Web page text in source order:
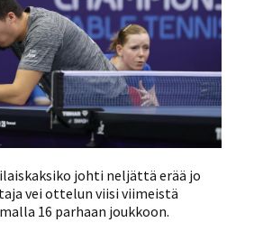
johti neljättä erää jo
vei ottelun viisi viimeistä
16 parhaan joukkoon.